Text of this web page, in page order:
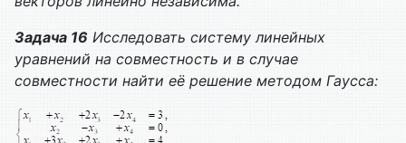
Задача 16 Исследовать систему линейных
уравнений на совместность и в случае
совместности найти её решение методом Гаусса: